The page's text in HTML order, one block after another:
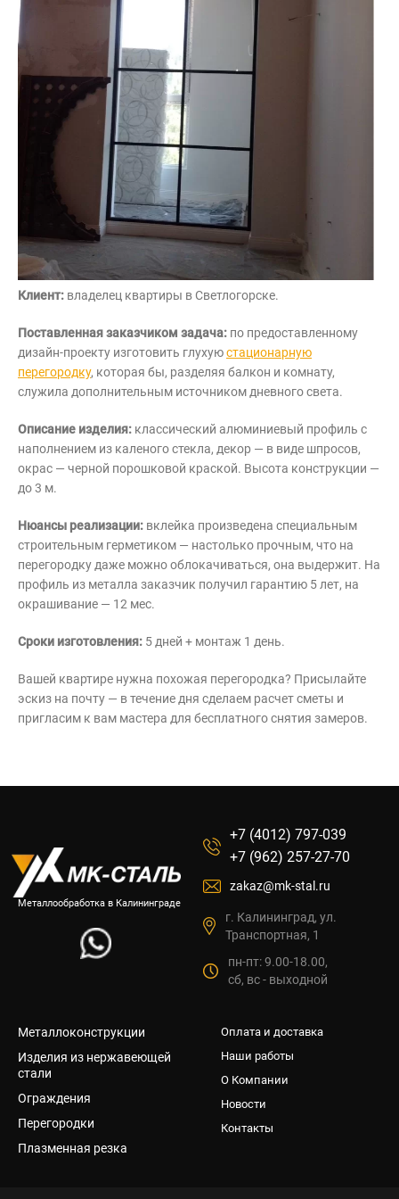
Контакты
Дизайнерам
Цены на метеллоконструкции и
изделия из металла
+7 (4012) 797-039
+7 (962) 257-27-70
Получить расчет
Клиент: владелец квартиры в Светлогорске.
Поставленная заказчиком задача: по предоставленному
дизайн-проекту изготовить глухуюстационарную
перегородку, которая бы, разделяя балкон и комнату,
служила дополнительным источником дневного света.
Описание изделия: классический алюминиевый профиль с
наполнением из каленого стекла, декор — в виде шпросов,
окрас — черной порошковой краской. Высота конструкции —
до 3 м.
Нюансы реализации: вклейка произведена специальным
строительным герметиком — настолько прочным, что на
перегородку даже можно облокачиваться, она выдержит. На
профиль из металла заказчик получил гарантию 5 лет, на
окрашивание — 12 мес.
Сроки изготовления: 5 дней + монтаж 1 день.
Вашей квартире нужна похожая перегородка? Присылайте
эскиз на почту — в течение дня сделаем расчет сметы и
пригласим к вам мастера для бесплатного снятия замеров.
Металлообработка в Калининграде
Металлоконструкции
Изделия из нержавеющей
стали
Ограждения
Перегородки
Плазменная резка
Оплата и доставка
Наши работы
О Компании
Новости
Контакты
+7 (4012) 797-039
+7 (962) 257-27-70
zakaz@mk-stal.ru
г. Калининград, ул.
Транспортная, 1
пн-пт: 9.00-18.00,
сб, вс - выходной